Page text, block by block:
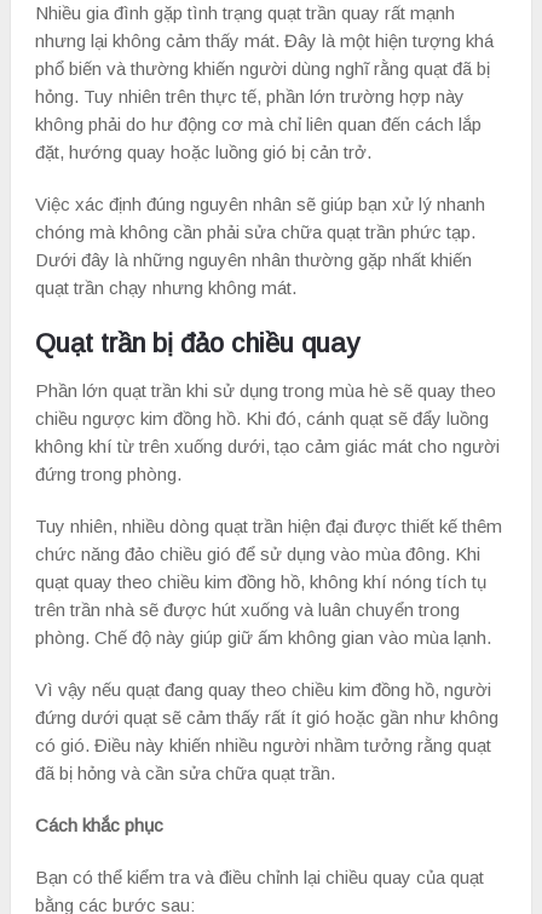
Nhiều gia đình gặp tình trạng quạt trần quay rất mạnh
nhưng lại không cảm thấy mát. Đây là một hiện tượng khá
phổ biến và thường khiến người dùng nghĩ rằng quạt đã bị
hỏng. Tuy nhiên trên thực tế, phần lớn trường hợp này
không phải do hư động cơ mà chỉ liên quan đến cách lắp
đặt, hướng quay hoặc luồng gió bị cản trở.
Việc xác định đúng nguyên nhân sẽ giúp bạn xử lý nhanh
chóng mà không cần phải sửa chữa quạt trần phức tạp.
Dưới đây là những nguyên nhân thường gặp nhất khiến
quạt trần chạy nhưng không mát.
Quạt trần bị đảo chiều quay
Phần lớn quạt trần khi sử dụng trong mùa hè sẽ quay theo
chiều ngược kim đồng hồ. Khi đó, cánh quạt sẽ đẩy luồng
không khí từ trên xuống dưới, tạo cảm giác mát cho người
đứng trong phòng.
Tuy nhiên, nhiều dòng quạt trần hiện đại được thiết kế thêm
chức năng đảo chiều gió để sử dụng vào mùa đông. Khi
quạt quay theo chiều kim đồng hồ, không khí nóng tích tụ
trên trần nhà sẽ được hút xuống và luân chuyển trong
phòng. Chế độ này giúp giữ ấm không gian vào mùa lạnh.
Vì vậy nếu quạt đang quay theo chiều kim đồng hồ, người
đứng dưới quạt sẽ cảm thấy rất ít gió hoặc gần như không
có gió. Điều này khiến nhiều người nhầm tưởng rằng quạt
đã bị hỏng và cần sửa chữa quạt trần.
Cách khắc phục
Bạn có thể kiểm tra và điều chỉnh lại chiều quay của quạt
bằng các bước sau: